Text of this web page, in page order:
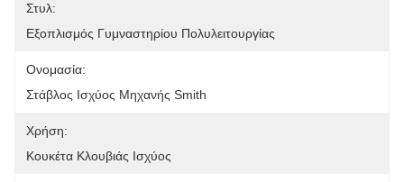
Στυλ:
Εξοπλισμός Γυμναστηρίου Πολυλειτουργίας
Ονομασία:
Στάβλος Ισχύος Μηχανής Smith
Χρήση:
Κουκέτα Κλουβιάς Ισχύος